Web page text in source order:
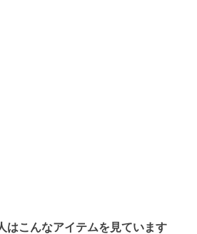
はこんなアイテムを見ています